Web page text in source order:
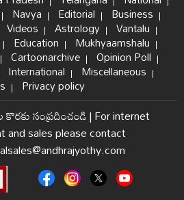
Navya Editorial Business
Videos Astrology Vantalu
Education Mukhyaamshalu
Cartoonarchive Opinion Poll
International Miscellaneous
Privacy policy
సంప్రదించండి|For internet
and sales please contact